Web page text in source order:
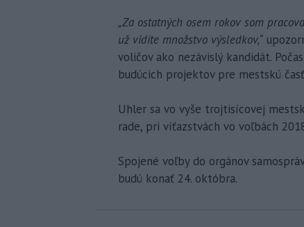
„Za ostatných osem rokov som
už vidíte množstvo výsledkov,“
voličov ako nezávislý kandidát.
budúcich projektov pre mestskú
Uhler sa vo vyše trojtisícovej
rade, pri víťazstvách vo voľbách
Spojené voľby do orgánov
budú konať 24. októbra.